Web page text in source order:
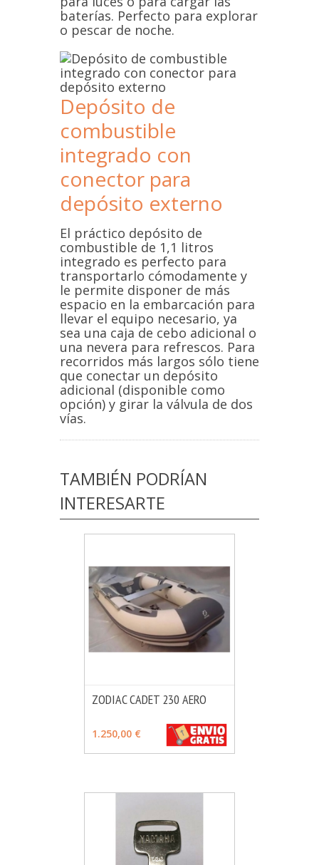
baterías. Perfecto para explorar
o pescar de noche.
Depósito de
combustible
integrado con
conector para
depósito externo
El práctico depósito de
combustible de 1,1 litros
integrado es perfecto para
transportarlo cómodamente y
le permite disponer de más
espacio en la embarcación para
llevar el equipo necesario, ya
sea una caja de cebo adicional o
una nevera para refrescos. Para
recorridos más largos sólo tiene
que conectar un depósito
adicional (disponible como
opción) y girar la válvula de dos
vías.
TAMBIÉN PODRÍAN
INTERESARTE
ZODIAC CADET 230 AERO
1.250,00 €